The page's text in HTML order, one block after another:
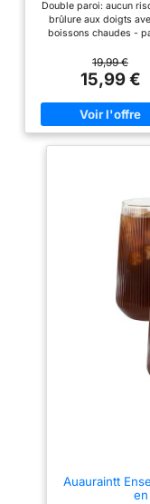
Lot de 2
Double paroi: aucun
brûlure aux doigts
boissons chaudes -
surface du verre avec
boissons froides.
lavage des mains
recommandé. Verre
En utilisant du verre
de haute qualité, la
Fabrication soufflée à la
Grâce à la fabrication
qualité et à
souffleurs de verre, le
merveilleusement léger,
lisse pour une
et agréable.
élégant: Double
carrosserie créent une
flottante qui rend vos
plus attrayant. Un choix
pour le café, thé,
bien plus encore. Ce
obtenez: Deux tasses
350ml en verre
prudent lorsque vous
19,99 €
15,99 €
Auauraintt